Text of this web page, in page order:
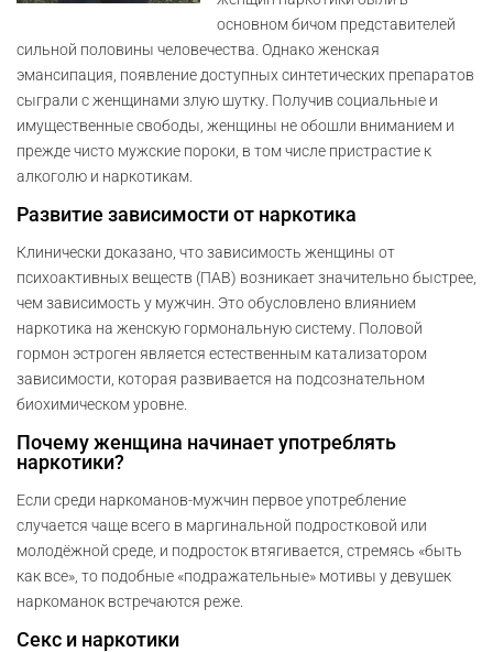
основном бичом представителей
сильной половины человечества. Однако женская
эмансипация, появление доступных синтетических препаратов
сыграли с женщинами злую шутку. Получив социальные и
имущественные свободы, женщины не обошли вниманием и
прежде чисто мужские пороки, в том числе пристрастие к
алкоголю и наркотикам.
Развитие зависимости от наркотика
Клинически доказано, что зависимость женщины от
психоактивных веществ (ПАВ) возникает значительно быстрее,
чем зависимость у мужчин. Это обусловлено влиянием
наркотика на женскую гормональную систему. Половой
гормон эстроген является естественным катализатором
зависимости, которая развивается на подсознательном
биохимическом уровне.
Почему женщина начинает употреблять
наркотики?
Если среди наркоманов-мужчин первое употребление
случается чаще всего в маргинальной подростковой или
молодёжной среде, и подросток втягивается, стремясь «быть
как все», то подобные «подражательные» мотивы у девушек
наркоманок встречаются реже.
Секс и наркотики